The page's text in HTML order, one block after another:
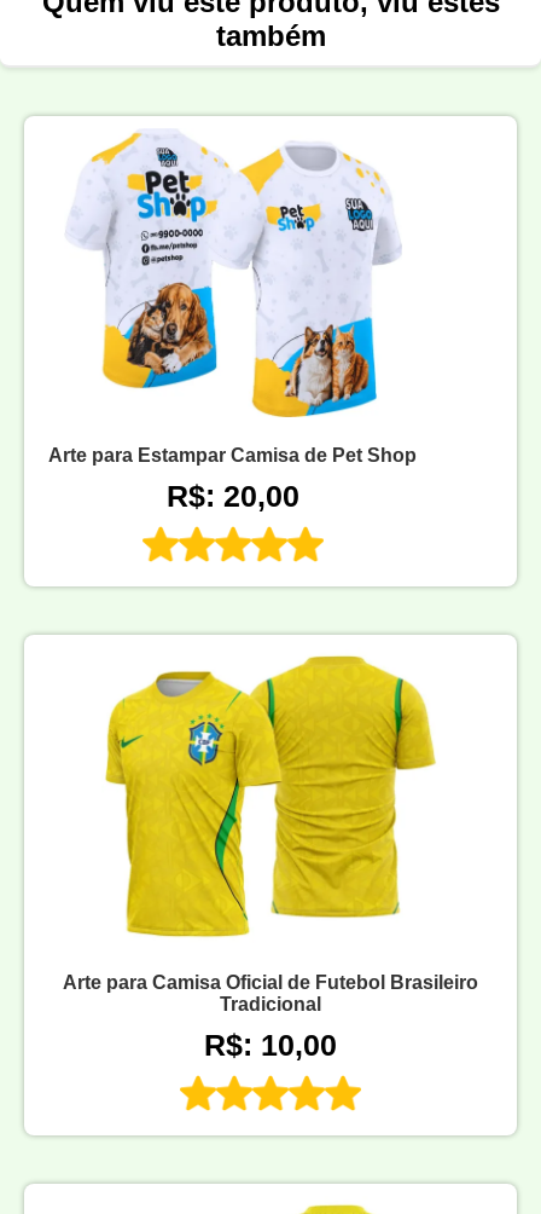
também
Arte para Estampar Camisa de Pet Shop
R$: 20,00
Arte para Camisa Oficial de Futebol Brasileiro
Tradicional
R$: 10,00